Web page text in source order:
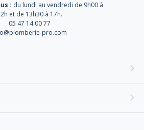
: du lundi au vendredi de 9h00 à
et de 13h30 à 17h.
05 47 14 00 77
pro.com